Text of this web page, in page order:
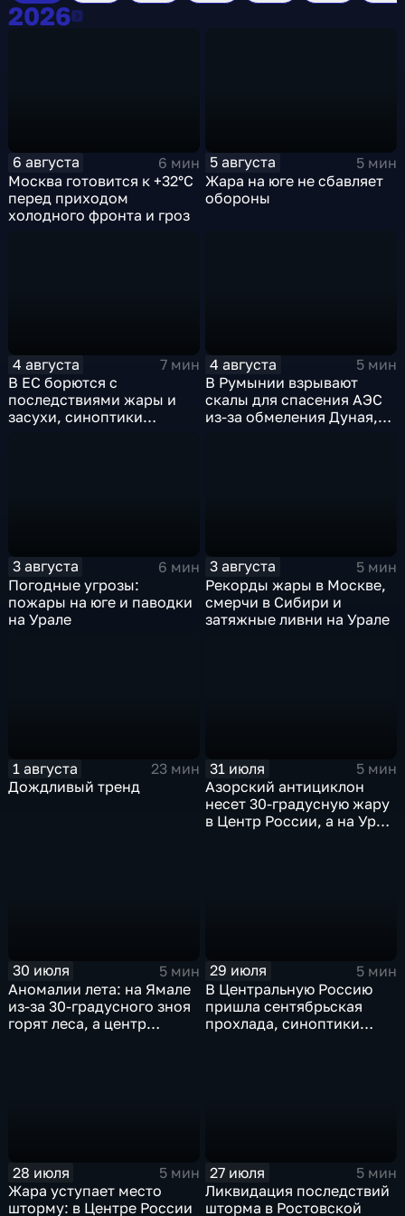
20262026
6 августа
6 мин
Москва готовится к +32°C
перед приходом
холодного фронта и гроз
5 августа
5 мин
Жара на юге не сбавляет
обороны
4 августа
7 мин
В ЕС борются с
последствиями жары и
засухи, синоптики
4 августа
5 мин
В Румынии взрывают
скалы для спасения АЭС
из-за обмеления Дуная,
3 августа
6 мин
Погодные угрозы:
пожары на юге и паводки
на Урале
3 августа
5 мин
Рекорды жары в Москве,
смерчи в Сибири и
затяжные ливни на Урале
1 августа
23 мин
Дождливый тренд
31 июля
5 мин
Азорский антициклон
несет 30-градусную жару
в Центр России, а на Урал
30 июля
5 мин
Аномалии лета: на Ямале
из-за 30-градусного зноя
горят леса, а центр
29 июля
5 мин
В Центральную Россию
пришла сентябрьская
прохлада, синоптики
28 июля
5 мин
Жара уступает место
шторму: в Центре России
27 июля
5 мин
Ликвидация последствий
шторма в Ростовской